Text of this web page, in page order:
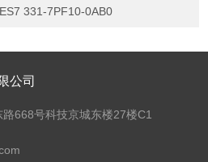
331-7PF10-0AB0
公司
668号科技京城东楼27楼C1